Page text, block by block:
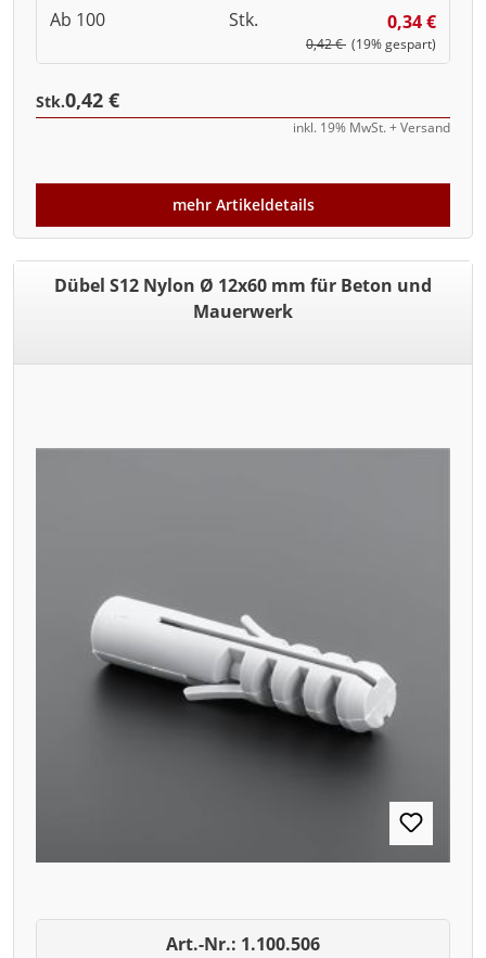
Ab 100 Stk. 0,34 €
0,42 € (19% gespart)
Stk.0,42 €
inkl. 19% MwSt. + Versand
mehr Artikeldetails
Dübel S12 Nylon Ø 12x60 mm für Beton und
Mauerwerk
Art.-Nr.: 1.100.506